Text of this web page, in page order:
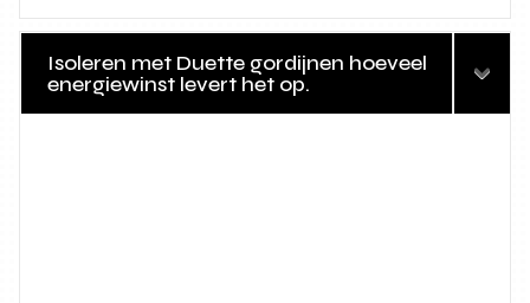
Isoleren met Duette gordijnen hoeveel
energiewinst levert het op.